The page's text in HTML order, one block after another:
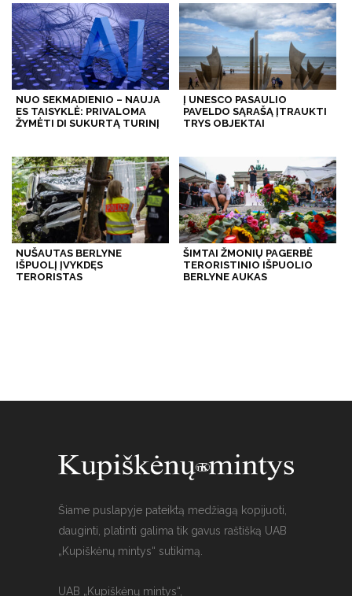
NUO SEKMADIENIO – NAUJA
ES TAISYKLĖ: PRIVALOMA
ŽYMĖTI DI SUKURTĄ TURINĮ
Į UNESCO PASAULIO
PAVELDO SĄRAŠĄ ĮTRAUKTI
TRYS OBJEKTAI
NUŠAUTAS BERLYNE
IŠPUOLĮ ĮVYKDĘS
TERORISTAS
ŠIMTAI ŽMONIŲ PAGERBĖ
TERORISTINIO IŠPUOLIO
BERLYNE AUKAS
Šiame puslapyje pateiktą medžiagą kopijuoti,
dauginti, platinti galima tik gavus raštišką UAB
„Kupiškėnų mintys“ sutikimą.
UAB „Kupiškėnų mintys“,